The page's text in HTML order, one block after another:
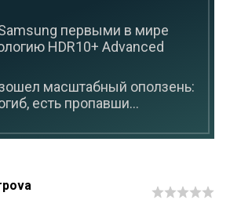
первыми в мире
HDR10+ Advanced
масштабный оползень:
есть пропавши...